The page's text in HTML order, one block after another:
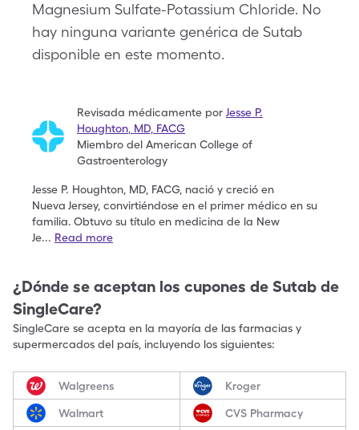
Magnesium Sulfate-Potassium Chloride. No
hay ninguna variante genérica de Sutab
disponible en este momento.
Revisada médicamente por Jesse P.
Houghton MD, FACG
Miembro del American College of
Gastroenterology
Jesse P. Houghton, MD, FACG, nació y creció en
Nueva Jersey, convirtiéndose en el primer médico en su
familia. Obtuvo su título en medicina de la New
Je... Read more
¿Dónde se aceptan los cupones de Sutab de
SingleCare?
SingleCare se acepta en la mayoría de las farmacias y
supermercados del país, incluyendo los siguientes:
Walgreens Kroger
Walmart CVS Pharmacy